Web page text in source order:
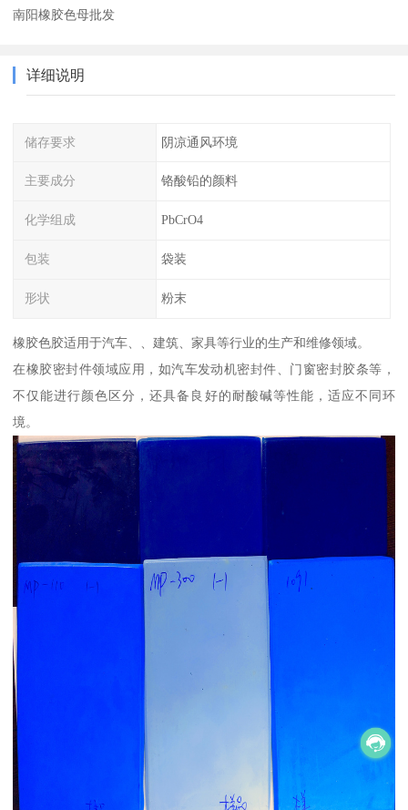
南阳橡胶色母批发
详细说明
储存要求 阴凉通风环境
主要成分 铬酸铅的颜料
化学组成 PbCrO4
包装 袋装
形状 粉末
橡胶色胶适用于汽车、、建筑、家具等行业的生产和维修领域。
在橡胶密封件领域应用，如汽车发动机密封件、门窗密封胶条等，
不仅能进行颜色区分，还具备良好的耐酸碱等性能，适应不同环
境。